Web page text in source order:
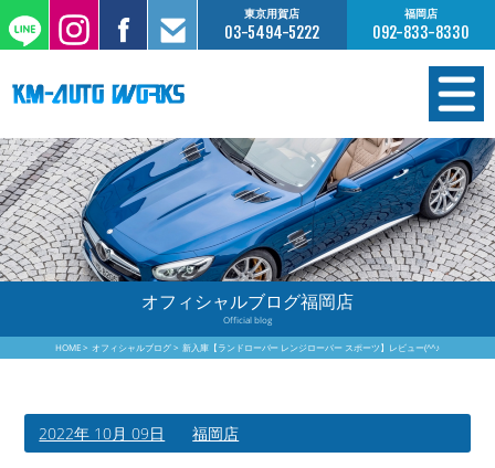
東京用賀店
03-5494-5222
福岡店
092-833-8330
在庫情報
オーダー販売
工場サービス
保証について
買取査定のご案内
オフィシャルブログ福岡店
Official blog
HOME オフィシャルブログ 新入庫【ランドローバー レンジローバー スポーツ】レビュー(^^♪
2022年 10月 09日 福岡店